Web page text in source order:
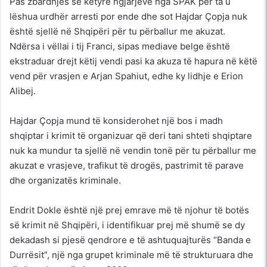
lëshua urdhër arresti por ende dhe sot Hajdar Çopja nuk
është sjellë në Shqipëri për tu përballur me akuzat.
Ndërsa i vëllai i tij Franci, sipas mediave belge është
ekstraduar drejt këtij vendi pasi ka akuza të hapura në këtë
vend për vrasjen e Arjan Spahiut, edhe ky lidhje e Erion
Alibej.
Hajdar Çopja mund të konsiderohet një bos i madh
shqiptar i krimit të organizuar që deri tani shteti shqiptare
nuk ka mundur ta sjellë në vendin tonë për tu përballur me
akuzat e vrasjeve, trafikut të drogës, pastrimit të parave
dhe organizatës kriminale.
Endrit Dokle është një prej emrave më të njohur të botës
së krimit në Shqipëri, i identifikuar prej më shumë se dy
dekadash si pjesë qendrore e të ashtuquajturës “Banda e
Durrësit”, një nga grupet kriminale më të strukturuara dhe